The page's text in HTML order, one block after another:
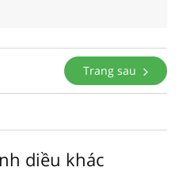
Trang sau
diều khác